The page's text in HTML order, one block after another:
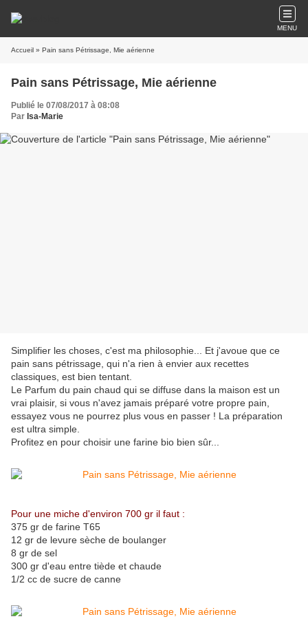
MENU
Accueil » Pain sans Pétrissage, Mie aérienne
Pain sans Pétrissage, Mie aérienne
Publié le 07/08/2017 à 08:08
Par Isa-Marie
Simplifier les choses, c'est ma philosophie... Et j'avoue que ce
pain sans pétrissage, qui n'a rien à envier aux recettes
classiques, est bien tentant.
Le Parfum du pain chaud qui se diffuse dans la maison est un
vrai plaisir, si vous n'avez jamais préparé votre propre pain,
essayez vous ne pourrez plus vous en passer ! La préparation
est ultra simple.
Profitez en pour choisir une farine bio bien sûr...
Pour une miche d'environ 700 gr il faut :
375 gr de farine T65
12 gr de levure sèche de boulanger
8 gr de sel
300 gr d'eau entre tiède et chaude
1/2 cc de sucre de canne